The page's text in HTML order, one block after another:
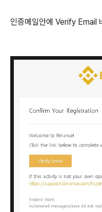
인증메일안에 Verify Email